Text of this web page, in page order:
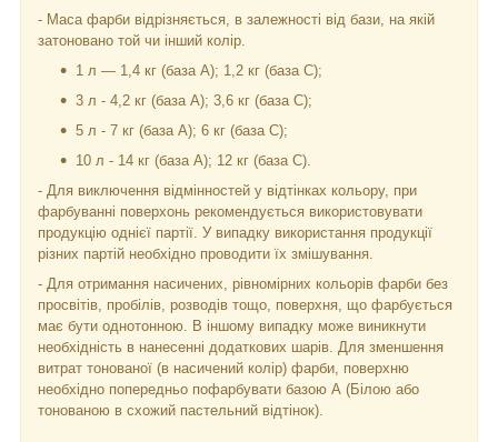
- Маса фарби відрізняється, в залежності від бази, на якій
затоновано той чи інший колір.
1 л — 1,4 кг (база А); 1,2 кг (база С);
3 л - 4,2 кг (база А); 3,6 кг (база C);
5 л - 7 кг (база А); 6 кг (база С);
10 л - 14 кг (база А); 12 кг (база С).
- Для виключення відмінностей у відтінках кольору, при
фарбуванні поверхонь рекомендується використовувати
продукцію однієї партії. У випадку використання продукції
різних партій необхідно проводити їх змішування.
- Для отримання насичених, рівномірних кольорів фарби без
просвітів, пробілів, розводів тощо, поверхня, що фарбується
має бути однотонною. В іншому випадку може виникнути
необхідність в нанесенні додаткових шарів. Для зменшення
витрат тонованої (в насичений колір) фарби, поверхню
необхідно попередньо пофарбувати базою А (Білою або
тонованою в схожий пастельний відтінок).